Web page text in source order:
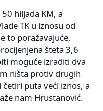
hiljada KM, a
TK u iznosu od
to poražavajuće,
šteta 3,6
moguće izraditi dva
ništa protiv drugih
puta veći iznos, a
nam Hrustanović.